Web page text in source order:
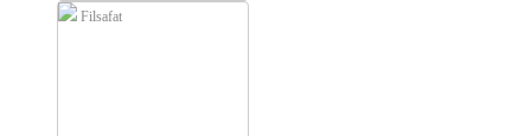
Filsafat